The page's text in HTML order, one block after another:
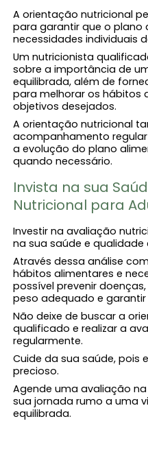
A orientação nutricional
para garantir que o plano
necessidades individuais
Um nutricionista
sobre a importância de
equilibrada, além de
para melhorar os hábitos
objetivos desejados.
A orientação nutricional
acompanhamento
a evolução do plano
quando necessário.
Invista na sua
Nutricional para
Investir na avaliação
na sua saúde e qualidade
Através dessa análise
hábitos alimentares e
possível prevenir
peso adequado e
Não deixe de buscar a
qualificado e realizar a
regularmente.
Cuide da sua saúde, pois
precioso.
Agende uma avaliação na
sua jornada rumo a uma
equilibrada.